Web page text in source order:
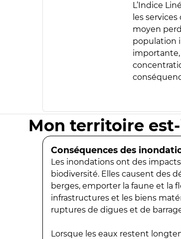
L’Indice
les
moyen
population
importante,
Mon territoire
Conséquences des
Les inondations ont des
biodiversité. Elles causent des
berges, emporter la faune et la
infrastructures et les biens
ruptures de digues et de
Lorsque les eaux restent